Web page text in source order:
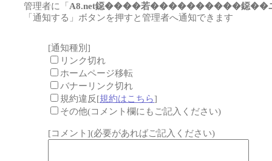
管理者に「 A8.net鐚����若����������鐚��
「通知する」ボタンを押すと管理者へ通知できます
[通知種別]
リンク切れ
ホームページ移転
バナーリンク切れ
規約違反[規約はこちら]
その他(コメント欄にもご記入ください)
[コメント](必要があればご記入ください)